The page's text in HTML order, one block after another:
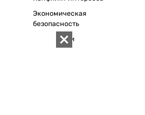
Экономическая
безопасность
Персоналии